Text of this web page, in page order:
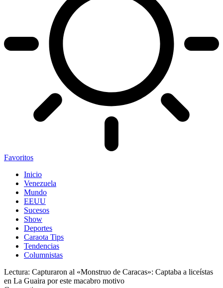
Favoritos
Inicio
Venezuela
Mundo
EEUU
Sucesos
Show
Deportes
Caraota Tips
Tendencias
Columnistas
Lectura: Capturaron al «Monstruo de Caracas»: Captaba a liceístas
en La Guaira por este macabro motivo